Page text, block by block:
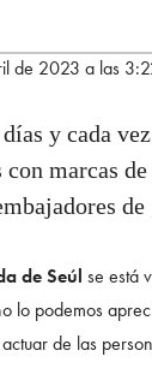
de 2023 a las
y cada
con marcas
de Seúl se está
lo podemos
de las